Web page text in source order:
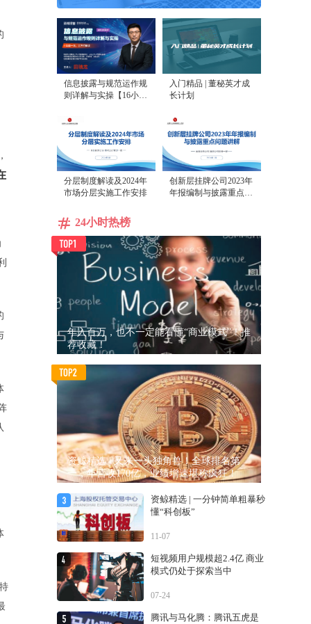
信息披露与规范运作规
则详解与实操【16小时
入门精品 | 董秘英才成
长计划
分层制度解读及2024年
市场分层实施工作安排
创新层挂牌公司2023年
年报编制与披露重点问
24小时热榜
年入百万，也不一定能看懂“商业模式”！推
荐收藏！
资鲸精选 | 又来一头独角兽！全球排名第
一，年营收170亿，业绩增速堪称疯狂！
资鲸精选 | 一分钟简单粗暴秒
懂“科创板”
11-07
短视频用户规模超2.4亿 商业
模式仍处于探索当中
07-24
腾讯与马化腾：腾讯五虎是